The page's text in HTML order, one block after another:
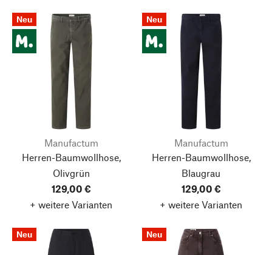
Neu
Manufactum
Herren-Baumwollhose,
Olivgrün
129,00 €
+ weitere Varianten
Neu
Manufactum
Herren-Baumwollhose,
Blaugrau
129,00 €
+ weitere Varianten
Neu Neu